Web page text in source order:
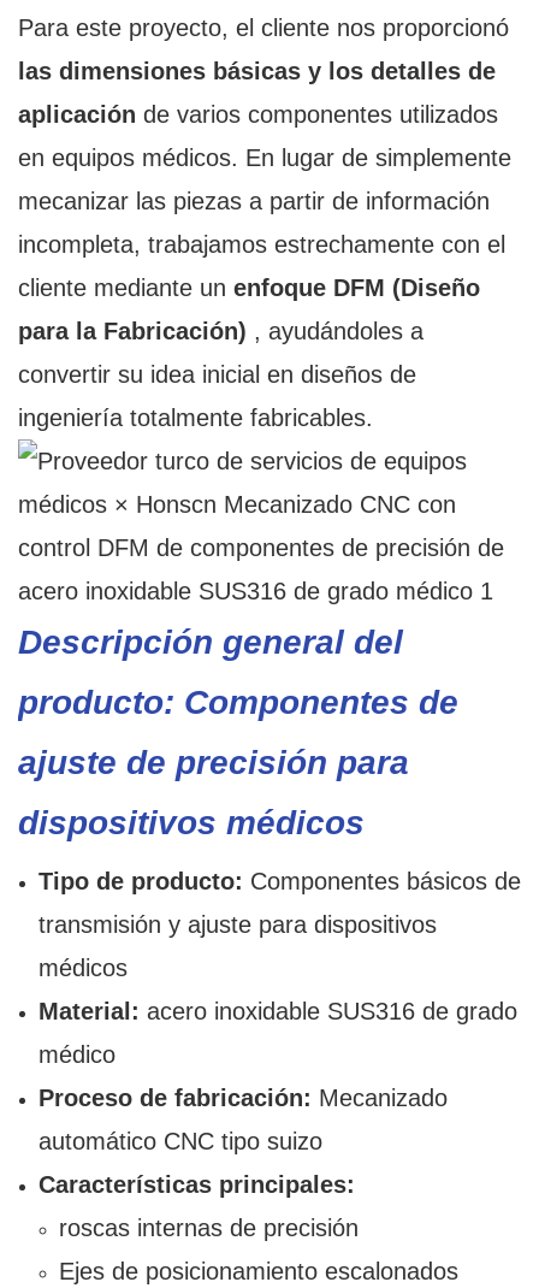
Para este proyecto, el cliente nos proporcionó
las dimensiones básicas y los detalles de
aplicación de varios componentes utilizados
en equipos médicos. En lugar de simplemente
mecanizar las piezas a partir de información
incompleta, trabajamos estrechamente con el
cliente mediante un enfoque DFM (Diseño
para la Fabricación) , ayudándoles a
convertir su idea inicial en diseños de
ingeniería totalmente fabricables.
Descripción general del
producto: Componentes de
ajuste de precisión para
dispositivos médicos
Tipo de producto: Componentes básicos de
transmisión y ajuste para dispositivos
médicos
Material: acero inoxidable SUS316 de grado
médico
Proceso de fabricación: Mecanizado
automático CNC tipo suizo
Características principales:
roscas internas de precisión
Ejes de posicionamiento escalonados